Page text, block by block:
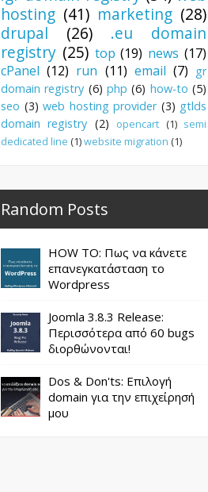
hosting (41) marketing (28)
drupal
(26)
.eu domain
registry (25) top (19) news (17)
cPanel (12) run (11) email (7) gr
domain registry (6) php (6) how-to (5)
seo (3) web hosting provider (3) gtlds
domain registry (2) opencart (1) semi
dedicated line (1)website migration (1)
Random Posts
HOW TO: Πως να κάνετε
επανεγκατάσταση το
Wordpress
Joomla 3.8.3 Release:
Περισσότερα από 60 bugs
διορθώνονται!
Dos & Don'ts: Επιλογή
domain για την επιχείρησή
μου